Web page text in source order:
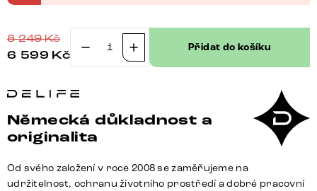
8 249Kč
6 599 Kč
Zoa-
mikrovlákno
béžová
vintage
jídelní
Přidat do košíku
Německá důkladnost a
originalita
Od svého založení v roce 2008 se zaměřujeme na
udržitelnost, ochranu životního prostředí a dobré pracovní